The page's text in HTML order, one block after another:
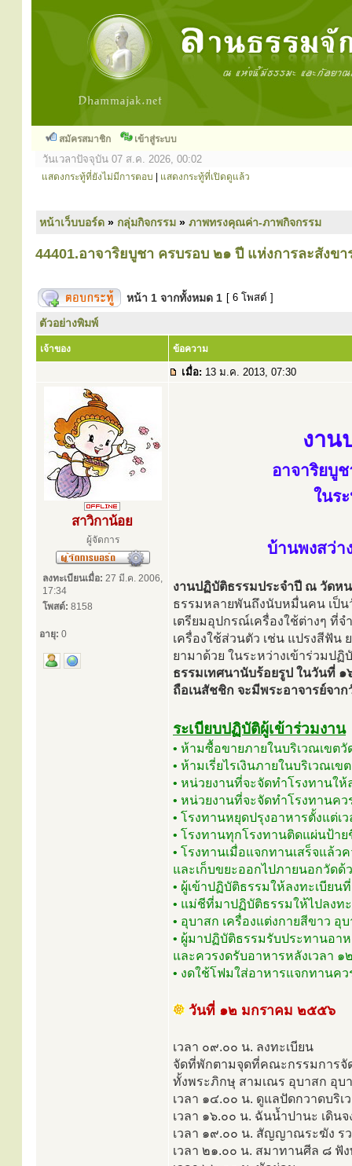
สมัครสมาชิก เข้าสู่ระบบ
วันเวลาปัจจุบัน 07 ส.ค. 2026, 00:02
แสดงกระทู้ที่ยังไม่มีการตอบ แสดงกระทู้ที่เปิดดูแล้ว
หน้าเว็บบอร์ด » กลุ่มกิจกรรม » ภาพทรงคุณค่า-ภาพกิจกรรม
44401.อาจาริยบูชา ครบรอบ ๒๑ ปี แห่งการละสังข
หน้า 1 จากทั้งหมด 1 [ 6 โพสต์ ]
ตัวอย่างพิมพ์
เจ้าของ ข้อความ
เมื่อ: 13 ม.ค. 2013, 07:30
สาวิกาน้อย
ผู้จัดการ
ลงทะเบียนเมื่อ: 27 มี.ค. 2006,
17:34
โพสต์: 8158
อายุ: 0
งาน
อาจาริยบู
ในร
บ้านพงสว่า
งานปฏิบัติธรรมประจำปี ณ วัดห
ธรรมหลายพันถึงนับหมื่นคน เป็น
เตรียมอุปกรณ์เครื่องใช้ต่างๆ ที่
เครื่องใช้ส่วนตัว เช่น แปรงสีฟัน
ยามาด้วย ในระหว่างเข้าร่วมป
ธรรมเทศนานับร้อยรูป ในวันที่
ถือเนสัชชิก จะมีพระอาจารย์จา
ระเบียบปฏิบัติผู้เข้าร่วมงาน
• ห้ามซื้อขายภายในบริเวณเขตวั
• ห้ามเรี่ยไรเงินภายในบริเวณเ
• หน่วยงานที่จะจัดทำโรงทานใ
• หน่วยงานที่จะจัดทำโรงทานค
• โรงทานหยุดปรุงอาหารตั้งแต่
• โรงทานทุกโรงทานติดแผ่นป้า
• โรงทานเมื่อแจกทานเสร็จแล้ว
และเก็บขยะออกไปภายนอกวัดด้
• ผู้เข้าปฏิบัติธรรมให้ลงทะเบีย
• แม่ชีที่มาปฏิบัติธรรมให้ไปลงท
• อุบาสก เครื่องแต่งกายสีขาว อุ
• ผู้มาปฏิบัติธรรมรับประทานอา
และควรงดรับอาหารหลังเวลา ๑
• งดใช้โฟมใส่อาหารแจกทานค
วันที่ ๑๒ มกราคม ๒๕๕๖
เวลา ๐๙.๐๐ น. ลงทะเบียน
จัดที่พักตามจุดที่คณะกรรมการจั
ทั้งพระภิกษุ สามเณร อุบาสก อุบ
เวลา ๑๔.๐๐ น. ดูแลปัดกวาดบริ
เวลา ๑๖.๐๐ น. ฉันนํ้าปานะ เดิน
เวลา ๑๙.๐๐ น. สัญญาณระฆัง ร
เวลา ๒๑.๐๐ น. สมาทานศีล ๘ ฟั